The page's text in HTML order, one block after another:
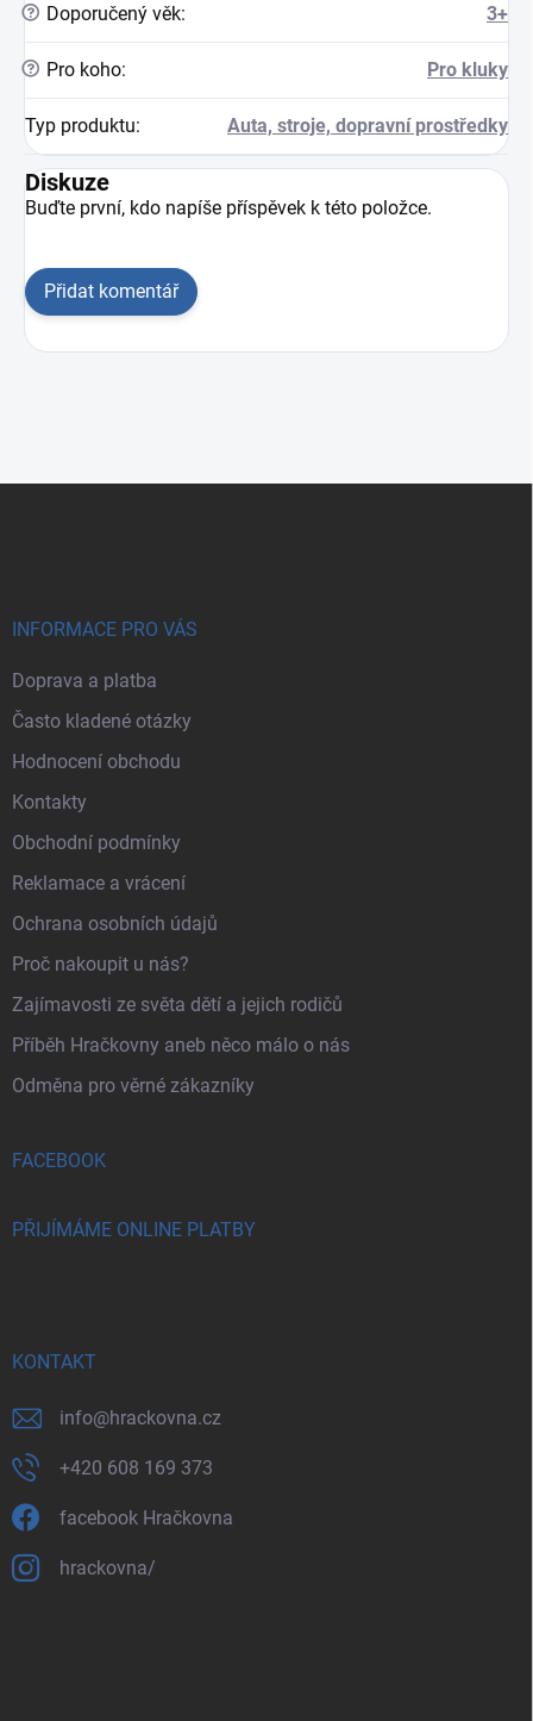
? Doporučený věk: 3+
? Pro koho: Pro kluky
Typ produktu: Auta, stroje, dopravní prostředky
Diskuze
Buďte první, kdo napíše příspěvek k této položce.
Přidat komentář
INFORMACE PRO VÁS
Doprava a platba
Často kladené otázky
Hodnocení obchodu
Kontakty
Obchodní podmínky
Reklamace a vrácení
Ochrana osobních údajů
Proč nakoupit u nás?
Zajímavosti ze světa dětí a jejich rodičů
Příběh Hračkovny aneb něco málo o nás
Odměna pro věrné zákazníky
FACEBOOK
PŘIJÍMÁME ONLINE PLATBY
KONTAKT
info@hrackovna.cz
+420 608 169 373
facebook Hračkovna
hrackovna/